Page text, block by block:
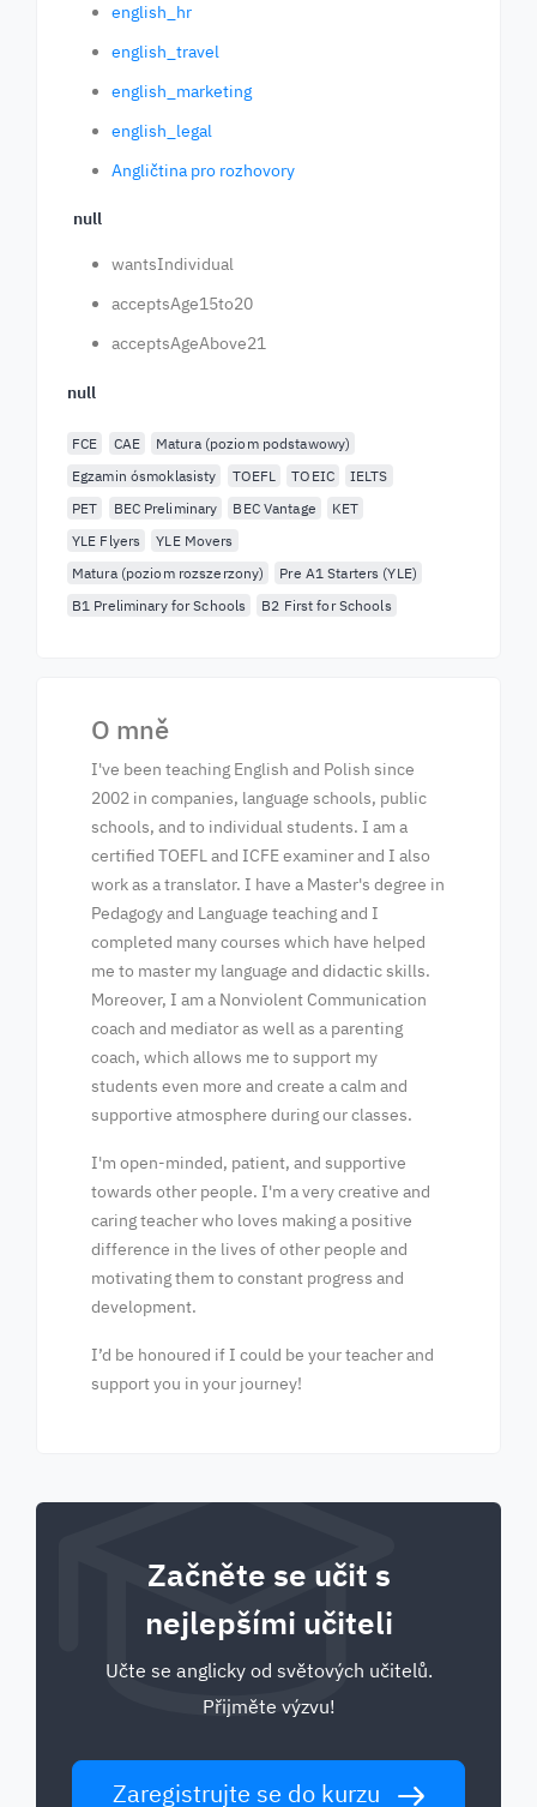
english_hr
english_travel
english_marketing
english_legal
Angličtina pro rozhovory
null
wantsIndividual
acceptsAge15to20
acceptsAgeAbove21
null
FCE CAE
Matura (poziom podstawowy)
Egzamin ósmoklasisty
TOEFL TOEIC
IELTS
PET
BEC Preliminary BEC Vantage
KET
YLE Flyers
YLE Movers
Matura (poziom rozszerzony)
Pre A1 Starters (YLE)
B1 Preliminary for Schools
B2 First for Schools
O mně
I've been teaching English and Polish since
2002 in companies, language schools, public
schools, and to individual students. I am a
certified TOEFL and ICFE examiner and I also
work as a translator. I have a Master's degree in
Pedagogy and Language teaching and I
completed many courses which have helped
me to master my language and didactic skills.
Moreover, I am a Nonviolent Communication
coach and mediator as well as a parenting
coach, which allows me to support my
students even more and create a calm and
supportive atmosphere during our classes.
I'm open-minded, patient, and supportive
towards other people. I'm a very creative and
caring teacher who loves making a positive
difference in the lives of other people and
motivating them to constant progress and
development.
I’d be honoured if I could be your teacher and
support you in your journey!
Začněte se učit s
nejlepšími učiteli
Učte se anglicky od světových učitelů.
Přijměte výzvu!
Zaregistrujte se do kurzu